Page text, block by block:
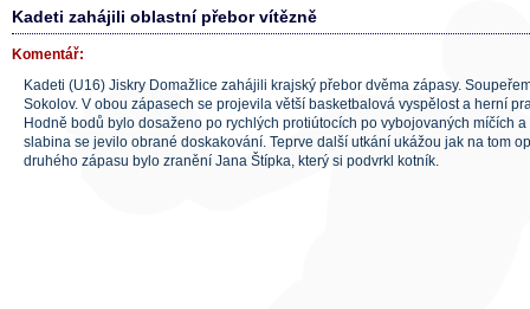
Kadeti zahájili oblastní přebor vítězně
Komentář:
Kadeti (U16) Jiskry Domažlice zahájili krajský přebor dvěma zápasy.
Sokolov. V obou zápasech se projevila větší basketbalová vyspělost a herní
Hodně bodů bylo dosaženo po rychlých protiútocích po vybojovaných míčích
slabina se jevilo obrané doskakování. Teprve další utkání ukážou jak na tom
druhého zápasu bylo zranění Jana Štípka, který si podvrkl kotník.